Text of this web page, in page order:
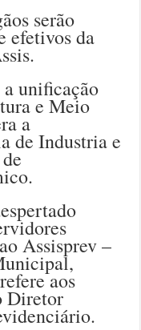
serão
efetivos da
unificação
e Meio
a
de Industria e
Assisprev –
aos
Diretor